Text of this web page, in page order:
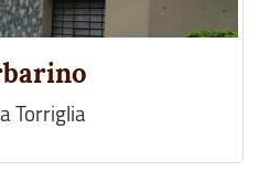
Torriglia